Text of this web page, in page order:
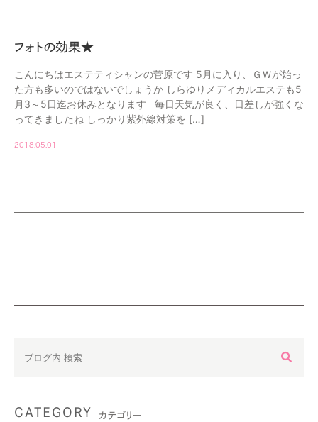
フォトの効果★
こんにちはエステティシャンの菅原です 5月に入り、ＧＷが始っ
た方も多いのではないでしょうか しらゆりメディカルエステも5
月3～5日迄お休みとなります 毎日天気が良く、日差しが強くな
ってきましたね しっかり紫外線対策を […]
2018.05.01
CATEGORY カテゴリー